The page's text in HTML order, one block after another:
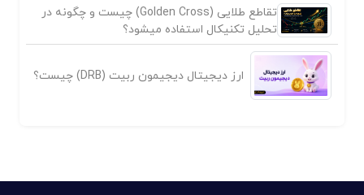
تقاطع طلایی (Golden Cross) چیست و چگونه در
تحلیل تکنیکال استفاده میشود؟
ارز دیجیتال دیجیمون ربیت (DRB) چیست؟